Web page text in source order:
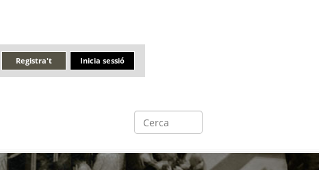
Inicia sessió
Registra't